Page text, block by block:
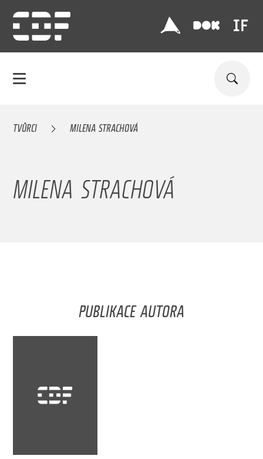
TVŮRCI MILENA STRACHOVÁ
MILENA STRACHOVÁ
PUBLIKACE AUTORA